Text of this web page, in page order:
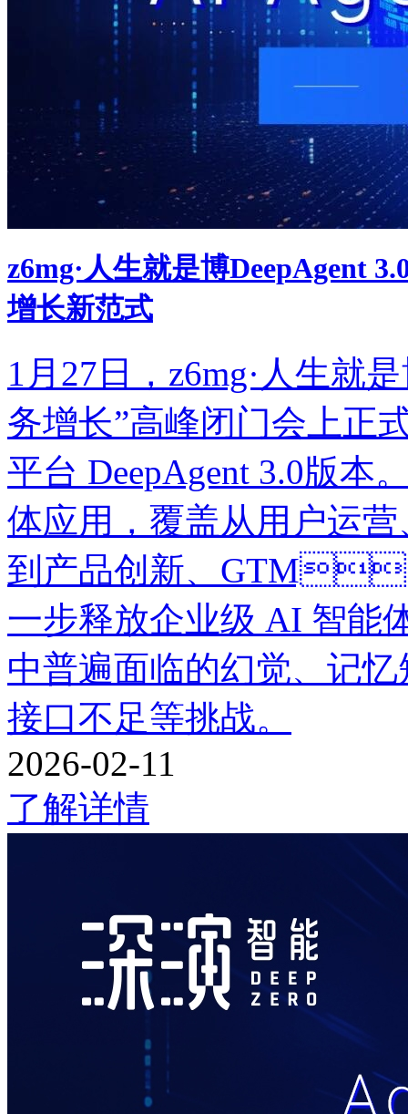
z6mg·人生就是博DeepAgent
增长新范式
1月27日，z6mg·人生
务增长”高峰闭门会上正
平台 DeepAgent 3.0版本
体应用，覆盖从用户运营
到产品创新、GTM
一步释放企业级 AI 智能
中普遍面临的幻觉、记忆
接口不足等挑战。
2026-02-11
了解详情